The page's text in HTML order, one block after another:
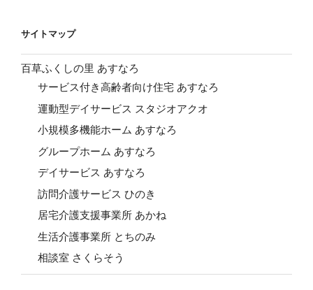
サイトマップ
百草ふくしの里 あすなろ
サービス付き高齢者向け住宅 あすなろ
運動型デイサービス スタジオアクオ
小規模多機能ホーム あすなろ
グループホーム あすなろ
デイサービス あすなろ
訪問介護サービス ひのき
居宅介護支援事業所 あかね
生活介護事業所 とちのみ
相談室 さくらそう